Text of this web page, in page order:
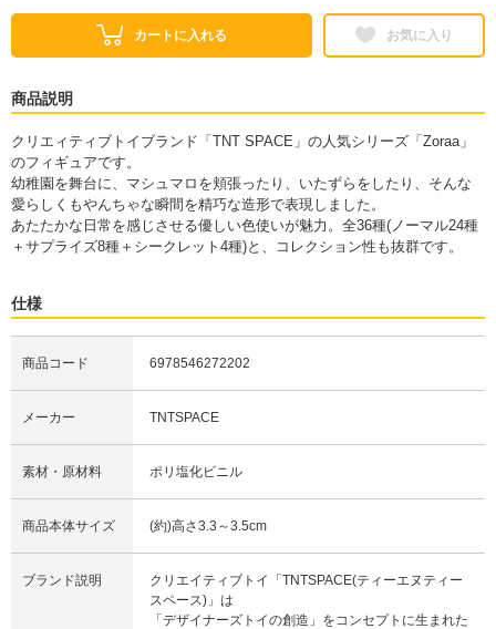
カートに入れる お気に入り
商品説明
クリエィティブトイブランド「TNT SPACE」の人気シリーズ「Zoraa」
のフィギュアです。
幼稚園を舞台に、マシュマロを頬張ったり、いたずらをしたり、そんな
愛らしくもやんちゃな瞬間を精巧な造形で表現しました。
あたたかな日常を感じさせる優しい色使いが魅力。全36種(ノーマル24種
＋サプライズ8種＋シークレット4種)と、コレクション性も抜群です。
仕様
商品コード 6978546272202
メーカー TNTSPACE
素材・原材料 ポリ塩化ビニル
商品本体サイズ (約)高さ3.3～3.5cm
ブランド説明
クリエイティブトイ「TNTSPACE(ティーエヌティー
スペース)」は
「デザイナーズトイの創造」をコンセプトに生まれた